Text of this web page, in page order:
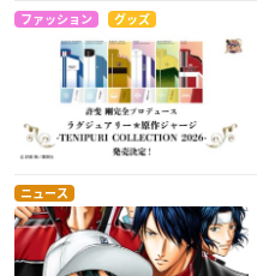
ファッション グッズ
ニュース